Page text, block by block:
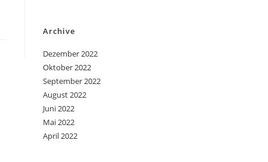
Archive
Dezember 2022
Oktober 2022
September 2022
August 2022
Juni 2022
Mai 2022
April 2022